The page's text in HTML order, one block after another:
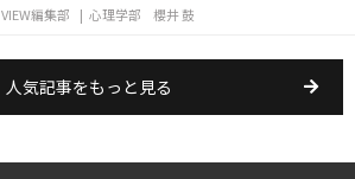
編集部
心理学部 櫻井 鼓
人気記事をもっと見る